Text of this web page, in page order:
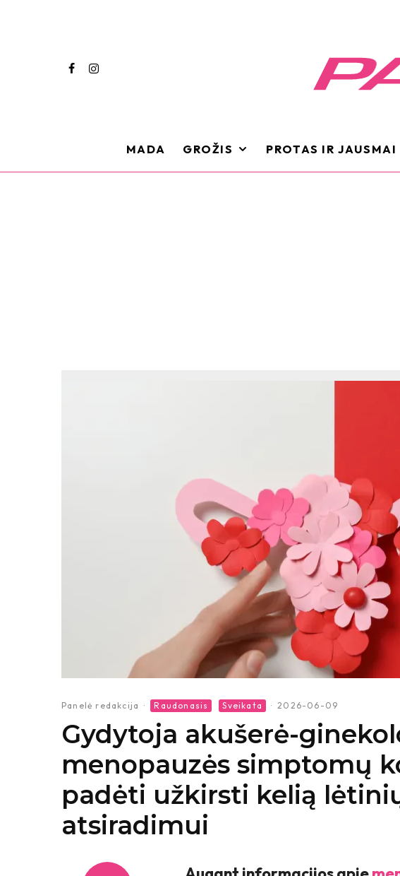
MADA GROŽIS PROTAS IR JAUSMAI
Panelė redakcija · Raudonasis Sveikata · 2026-06-09
Gydytoja akušerė-
menopauzės simptomų
padėti užkirsti kelią
atsiradimui